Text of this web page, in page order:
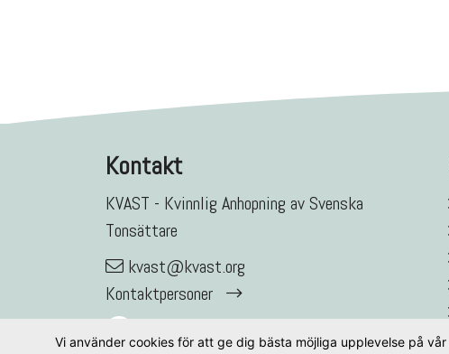
Kontakt
KVAST - Kvinnlig Anhopning av Svenska
Tonsättare
kvast@kvast.org
Kontaktpersoner
Vi använder cookies för att ge dig bästa möjliga upplevelse på